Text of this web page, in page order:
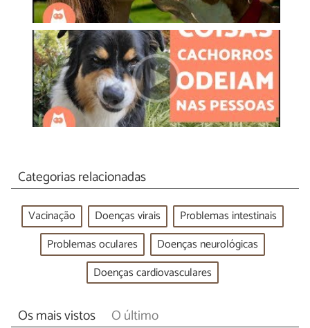
Categorias relacionadas
Vacinação Doenças virais
Problemas intestinais
Problemas oculares
Doenças neurológicas
Doenças cardiovasculares
Os mais vistos O último